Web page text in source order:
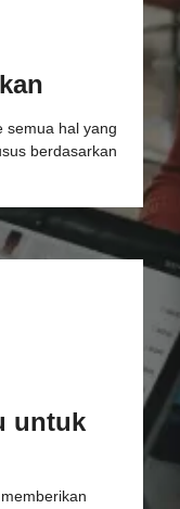
semua hal yang
berdasarkan
untuk